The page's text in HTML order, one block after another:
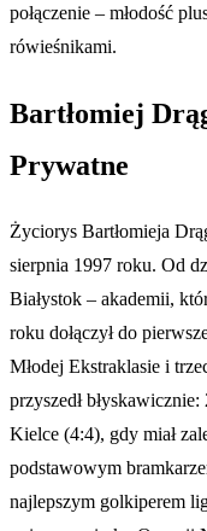
połączenie – młodość
rówieśnikami.
Bartłomiej
Prywatne
Życiorys Bartłomieja
sierpnia 1997 roku. Od
Białystok – akademii,
roku dołączył do
Młodej Ekstraklasie i
przyszedł
Kielce (4:4), gdy miał
podstawowym
najlepszym golkiperem